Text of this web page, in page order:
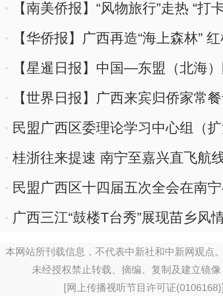
进口增长明显
【南美侨报】“风物旅行”走热 “打
【华侨报】广西再造“海上森林”
【星暹日报】中国—东盟（北海
【世界日报】广西来宾归侨家常
片”
民盟广西区委理论学习中心组（
桂浙往来提速 南宁至嘉兴直飞航
民盟广西区十四届五次全会在南
广西三江“鼓楼T台秀”展现苗乡风
本网站所刊载信息，不代表中新社和中新网观点
未经授权禁止转载、摘编、复制及建立镜
[网上传播视听节目许可证(0106168)